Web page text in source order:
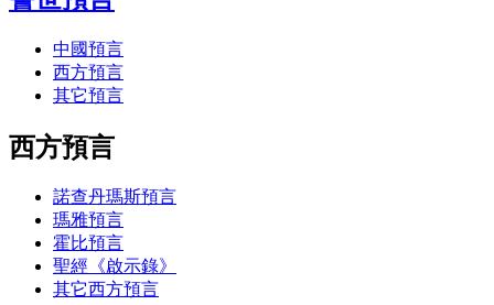
中國預言
西方預言
其它預言
西方預言
諾查丹瑪斯預言
瑪雅預言
霍比預言
聖經《啟示錄》
其它西方預言